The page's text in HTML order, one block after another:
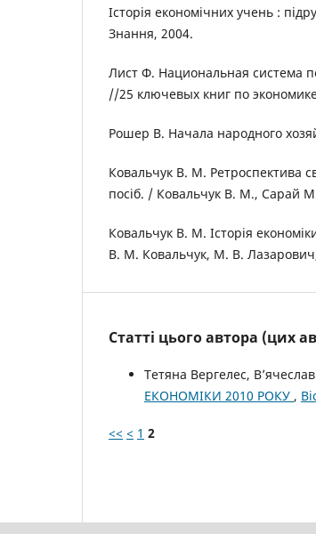
Історія економічних учень :
Знання, 2004.
Лист Ф. Национальная система
//25 ключевых книг по
Рошер В. Начала народного
Ковальчук В. М. Ретроспектива
посіб. / Ковальчук В. М., Сарай
Ковальчук В. М. Історія
В. М. Ковальчук, М. В.
Статті цього автора (цих
Тетяна Вергелес,
ЕКОНОМІКИ 2010 РОКУ ,
<< < 1 2